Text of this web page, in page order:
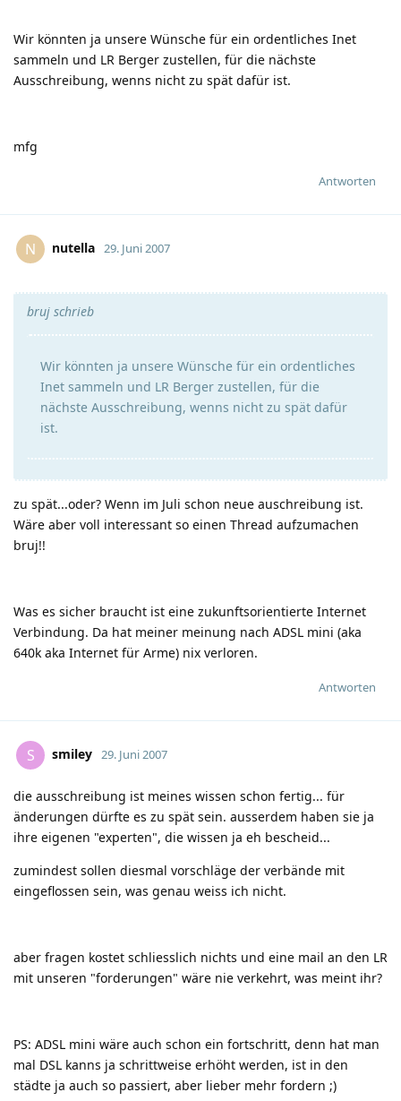
Wir könnten ja unsere Wünsche für ein ordentliches Inet
sammeln und LR Berger zustellen, für die nächste
Ausschreibung, wenns nicht zu spät dafür ist.
mfg
Antworten
N nutella 29. Juni 2007
bruj schrieb
Wir könnten ja unsere Wünsche für ein ordentliches
Inet sammeln und LR Berger zustellen, für die
nächste Ausschreibung, wenns nicht zu spät dafür
ist.
zu spät...oder? Wenn im Juli schon neue auschreibung ist.
Wäre aber voll interessant so einen Thread aufzumachen
bruj!!
Was es sicher braucht ist eine zukunftsorientierte Internet
Verbindung. Da hat meiner meinung nach ADSL mini (aka
640k aka Internet für Arme) nix verloren.
Antworten
S smiley 29. Juni 2007
die ausschreibung ist meines wissen schon fertig... für
änderungen dürfte es zu spät sein. ausserdem haben sie ja
ihre eigenen "experten", die wissen ja eh bescheid...
zumindest sollen diesmal vorschläge der verbände mit
eingeflossen sein, was genau weiss ich nicht.
aber fragen kostet schliesslich nichts und eine mail an den LR
mit unseren "forderungen" wäre nie verkehrt, was meint ihr?
PS: ADSL mini wäre auch schon ein fortschritt, denn hat man
mal DSL kanns ja schrittweise erhöht werden, ist in den
städte ja auch so passiert, aber lieber mehr fordern ;)